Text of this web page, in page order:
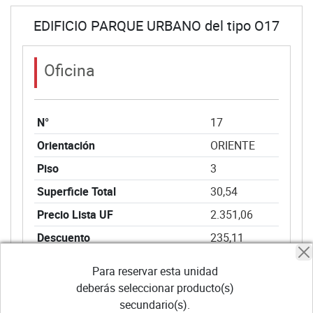
EDIFICIO PARQUE URBANO del tipo O17
Oficina
N°
17
Orientación
ORIENTE
Piso
3
Superficie Total
30,54
Precio Lista UF
2.351,06
Descuento
235,11
Precio Venta
1.800,00
Para reservar esta unidad
deberás seleccionar producto(s)
secundario(s).